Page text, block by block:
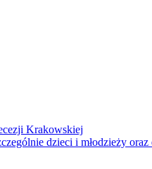
Krakowskiej
dzieci i młodzieży